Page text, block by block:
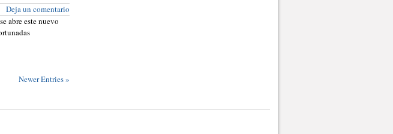
Deja un comentario
abre este nuevo
Newer Entries»